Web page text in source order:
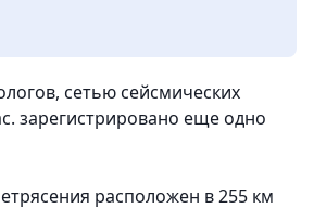
сетью сейсмических
зарегистрировано еще одно
расположен в 255 км